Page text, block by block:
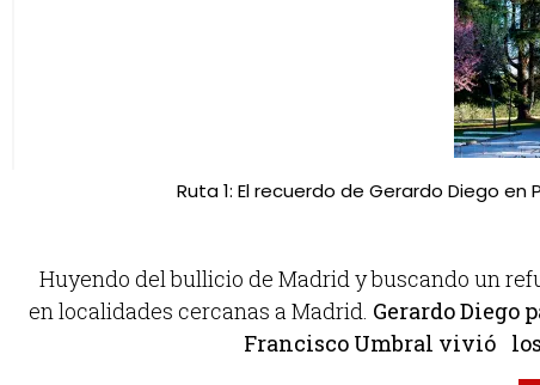
Ruta 1: El recuerdo de Gerardo Diego
Huyendo del bullicio de Madrid y buscando un
en localidades cercanas a Madrid. Gerardo Diego
Francisco Umbral vivió los